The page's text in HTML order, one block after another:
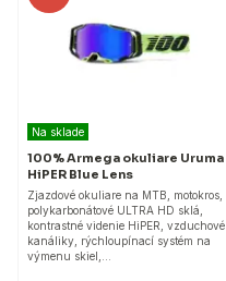
Na sklade
100% Armega okuliare Uruma
HiPER Blue Lens
Zjazdové okuliare na MTB, motokros,
polykarbonátové ULTRA HD sklá,
kontrastné videnie HiPER, vzduchové
kanáliky, rýchloupínací systém na
výmenu skiel,…